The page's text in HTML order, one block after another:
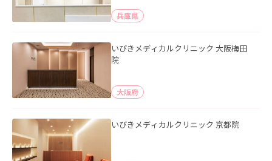
兵庫県
いびきメディカルクリニック 大阪梅田
院
大阪府
いびきメディカルクリニック 京都院